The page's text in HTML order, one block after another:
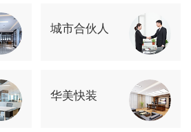
城市合伙人
华美快装